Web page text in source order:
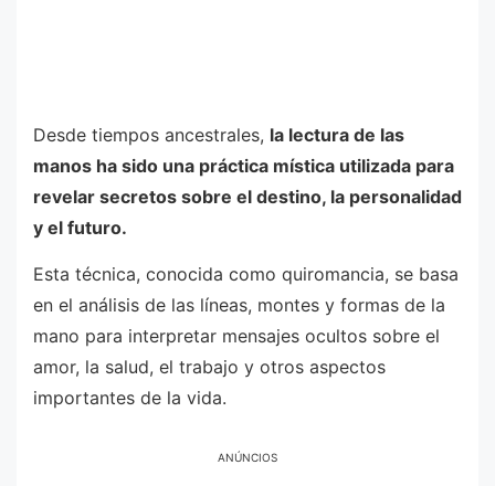
Desde tiempos ancestrales, la lectura de las
manos ha sido una práctica mística utilizada para
revelar secretos sobre el destino, la personalidad
y el futuro.
Esta técnica, conocida como quiromancia, se basa
en el análisis de las líneas, montes y formas de la
mano para interpretar mensajes ocultos sobre el
amor, la salud, el trabajo y otros aspectos
importantes de la vida.
ANÚNCIOS